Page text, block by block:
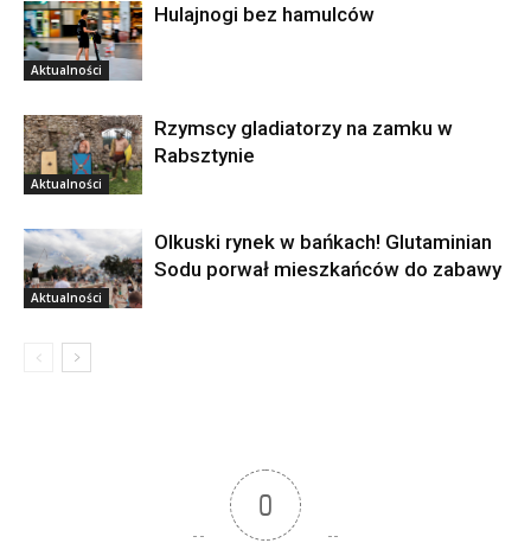
Aktualności
Hulajnogi bez hamulców
Aktualności
Rzymscy gladiatorzy na zamku w
Rabsztynie
Aktualności
Olkuski rynek w bańkach! Glutaminian
Sodu porwał mieszkańców do zabawy
0